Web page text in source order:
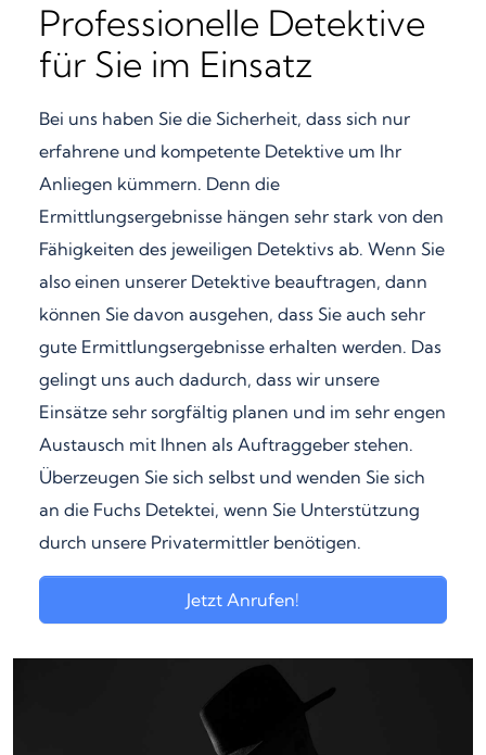
Professionelle Detektive
für Sie im Einsatz
Bei uns haben Sie die Sicherheit, dass sich nur
erfahrene und kompetente Detektive um Ihr
Anliegen kümmern. Denn die
Ermittlungsergebnisse hängen sehr stark von den
Fähigkeiten des jeweiligen Detektivs ab. Wenn Sie
also einen unserer Detektive beauftragen, dann
können Sie davon ausgehen, dass Sie auch sehr
gute Ermittlungsergebnisse erhalten werden. Das
gelingt uns auch dadurch, dass wir unsere
Einsätze sehr sorgfältig planen und im sehr engen
Austausch mit Ihnen als Auftraggeber stehen.
Überzeugen Sie sich selbst und wenden Sie sich
an die Fuchs Detektei, wenn Sie Unterstützung
durch unsere Privatermittler benötigen.
Jetzt Anrufen!